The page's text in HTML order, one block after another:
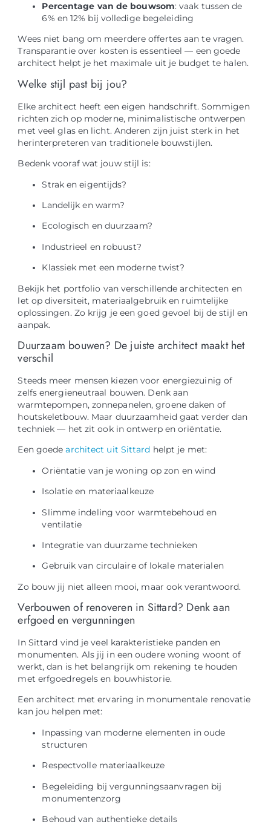
Percentage van de bouwsom: vaak tussen de
6% en 12% bij volledige begeleiding
Wees niet bang om meerdere offertes aan te vragen.
Transparantie over kosten is essentieel — een goede
architect helpt je het maximale uit je budget te halen.
Welke stijl past bij jou?
Elke architect heeft een eigen handschrift. Sommigen
richten zich op moderne, minimalistische ontwerpen
met veel glas en licht. Anderen zijn juist sterk in het
herinterpreteren van traditionele bouwstijlen.
Bedenk vooraf wat jouw stijl is:
Strak en eigentijds?
Landelijk en warm?
Ecologisch en duurzaam?
Industrieel en robuust?
Klassiek met een moderne twist?
Bekijk het portfolio van verschillende architecten en
let op diversiteit, materiaalgebruik en ruimtelijke
oplossingen. Zo krijg je een goed gevoel bij de stijl en
aanpak.
Duurzaam bouwen? De juiste architect maakt het
verschil
Steeds meer mensen kiezen voor energiezuinig of
zelfs energieneutraal bouwen. Denk aan
warmtepompen, zonnepanelen, groene daken of
houtskeletbouw. Maar duurzaamheid gaat verder dan
techniek — het zit ook in ontwerp en oriëntatie.
Een goedearchitect uit Sittard helpt je met:
Oriëntatie van je woning op zon en wind
Isolatie en materiaalkeuze
Slimme indeling voor warmtebehoud en
ventilatie
Integratie van duurzame technieken
Gebruik van circulaire of lokale materialen
Zo bouw jij niet alleen mooi, maar ook verantwoord.
Verbouwen of renoveren in Sittard? Denk aan
erfgoed en vergunningen
In Sittard vind je veel karakteristieke panden en
monumenten. Als jij in een oudere woning woont of
werkt, dan is het belangrijk om rekening te houden
met erfgoedregels en bouwhistorie.
Een architect met ervaring in monumentale renovatie
kan jou helpen met:
Inpassing van moderne elementen in oude
structuren
Respectvolle materiaalkeuze
Begeleiding bij vergunningsaanvragen bij
monumentenzorg
Behoud van authentieke details